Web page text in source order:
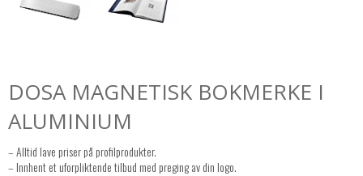
DOSA MAGNETISK BOKMERKE I
ALUMINIUM
– Alltid lave priser på profilprodukter.
– Innhent et uforpliktende tilbud med preging av din logo.